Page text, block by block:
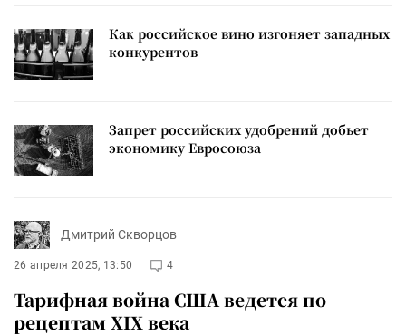
Как российское вино изгоняет западных
конкурентов
Запрет российских удобрений добьет
экономику Евросоюза
Дмитрий Скворцов
26 апреля 2025, 13:50 4
Тарифная война США ведется по
рецептам XIX века